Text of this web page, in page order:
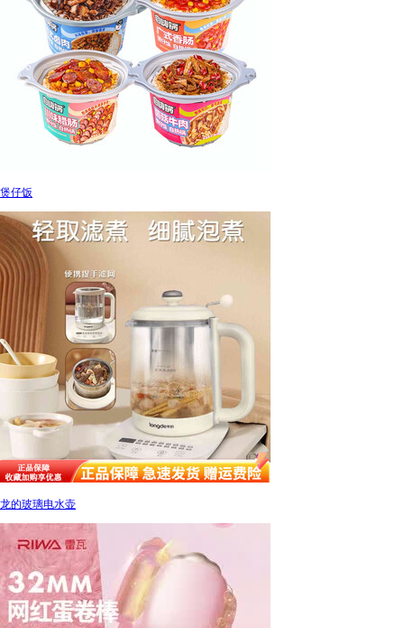
煲仔饭
龙的玻璃电水壶